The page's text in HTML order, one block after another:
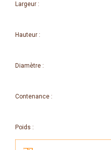
Largeur :
Hauteur :
Diamètre :
Contenance :
Poids :